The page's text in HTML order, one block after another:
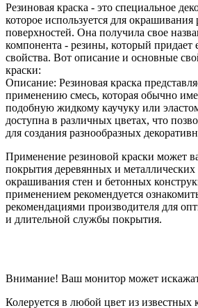
Резиновая краска - это специальное
которое используется для
поверхностей. Она получила свое
компонента - резины, который придает
свойства. Вот описание и основные
краски:
Описание: Резиновая краска
применению смесь, которая обычно
подобную жидкому каучуку или
доступна в различных цветах, что
для создания разнообразных
Применение резиновой краски может
покрытия деревянных и металлических
окрашивания стен и бетонных
применением рекомендуется
рекомендациями производителя для
и длительной службы покрытия.
Внимание! Ваш монитор может
Колеруется в любой цвет из известных